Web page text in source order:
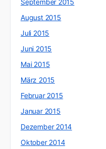
September 2015
August 2015
Juli 2015
Juni 2015
Mai 2015
März 2015
Februar 2015
Januar 2015
Dezember 2014
Oktober 2014